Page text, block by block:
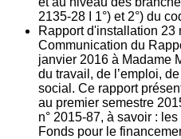
2135‐28 I 1°) et 2°) du
Rapport d'installation 23
Communication du
janvier 2016 à Madame
du travail, de l’emploi,
social. Ce rapport
au premier semestre
n° 2015-87, à savoir :
Fonds pour le